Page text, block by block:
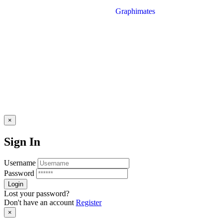
Graphimates
×
Sign In
Username
Password
Lost your password?
Don't have an accountRegister
×